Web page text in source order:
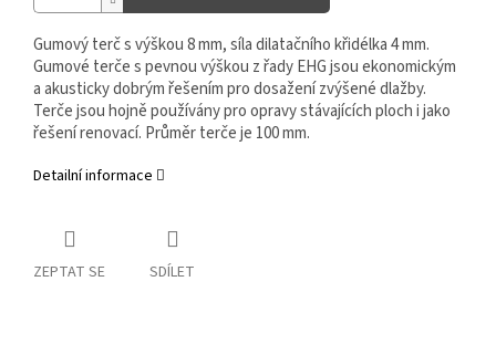
Gumový terč s výškou 8 mm, síla dilatačního křidélka 4 mm.
Gumové terče s pevnou výškou z řady EHG jsou ekonomickým
a akusticky dobrým řešením pro dosažení zvýšené dlažby.
Terče jsou hojně používány pro opravy stávajících ploch i jako
řešení renovací. Průměr terče je 100 mm.
Detailní informace
ZEPTAT SE SDÍLET